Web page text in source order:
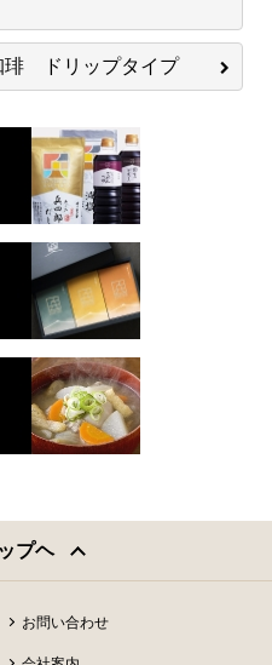
琲 ドリップタイプ
プヘ
お問い合わせ